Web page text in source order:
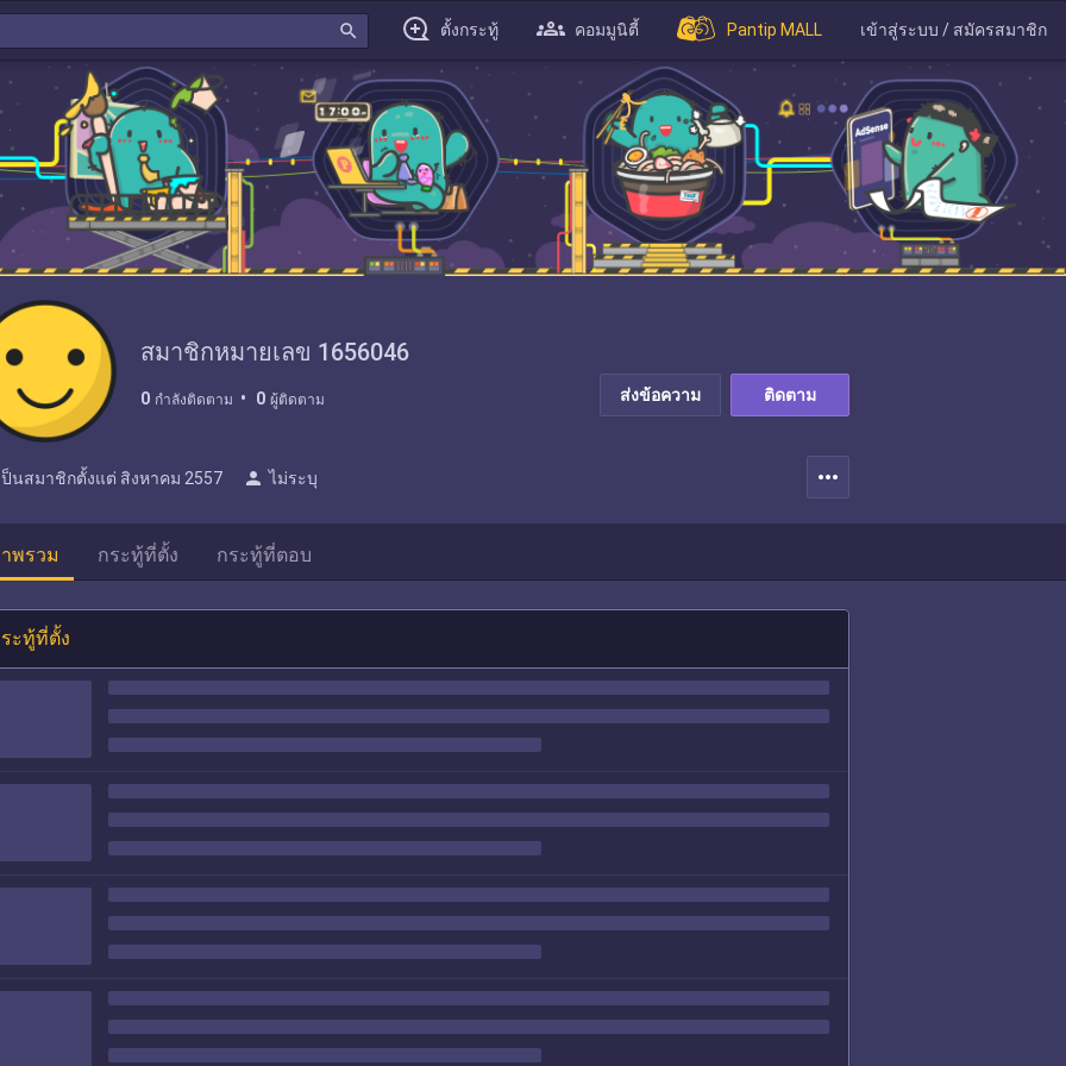
search ตั้งกระทู้ คอมมูนิตี้ Pantip MALL เข้าสู่ระบบ / สมัครสมาชิก
สมาชิกหมายเลข 1656046
0 กำลังติดตาม 0 ผู้ติดตาม ส่งข้อความ ติดตาม
ป็นสมาชิกตั้งแต่ สิงหาคม 2557 person ไม่ระบุ more_horiz
พรวม กระทู้ที่ตั้ง กระทู้ที่ตอบ
ะทู้ที่ตั้ง